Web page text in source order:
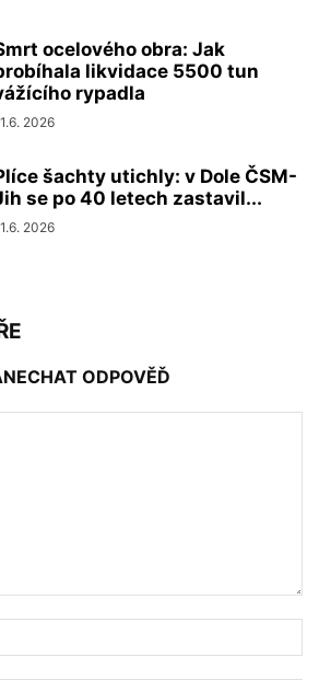
ocelového obra: Jak
likvidace 5500 tun
rypadla
2026
šachty utichly: v Dole ČSM-
se po 40 letech zastavil...
2026
ODPOVĚĎ